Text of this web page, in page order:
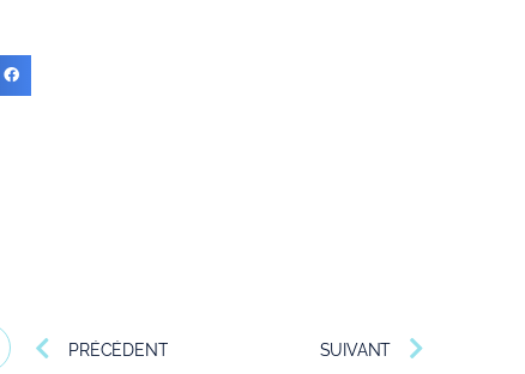
PRÉCÉDENT SUIVANT